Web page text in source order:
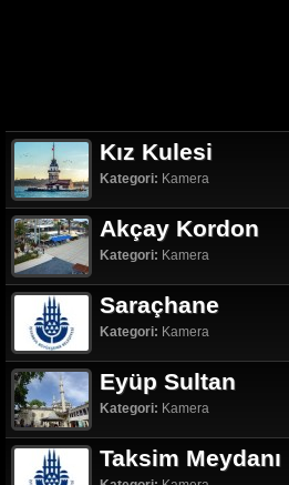
Kız Kulesi
Kategori: Kamera
Akçay Kordon
Kategori: Kamera
Saraçhane
Kategori: Kamera
Eyüp Sultan
Kategori: Kamera
Taksim Meydanı